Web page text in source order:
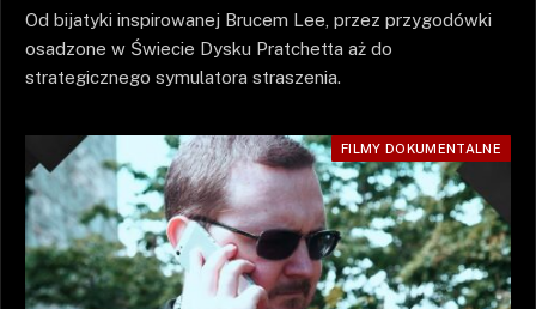
Od bijatyki inspirowanej Brucem Lee, przez przygodówki
osadzone w Świecie Dysku Pratchetta aż do
strategicznego symulatora straszenia.
FILMY DOKUMENTALNE